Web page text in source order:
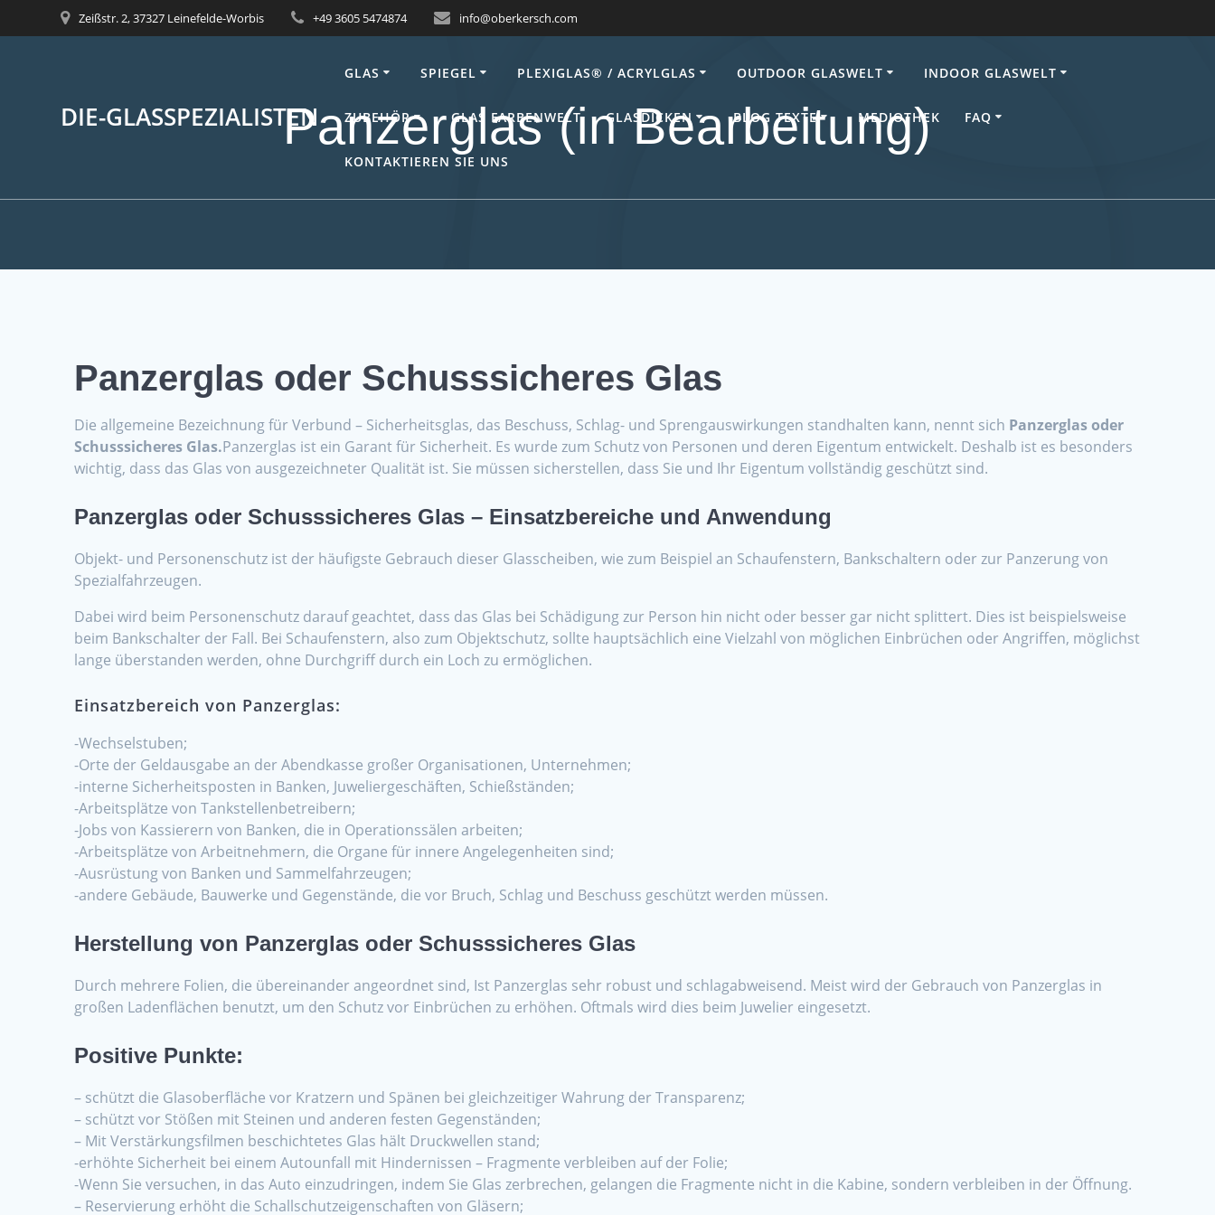
to
Zeißstr. 2, 37327 Leinefelde-Worbis +49 3605 5474874 info@oberkersch.com
DIE-GLASSPEZIALISTEN
GLAS SPIEGEL PLEXIGLAS® / ACRYLGLAS OUTDOOR GLASWELT INDOOR GLASWELT
ZUBEHÖR GLAS FARBENWELT GLASDICKEN BLOG TEXTE MEDIOTHEK FAQ
KONTAKTIEREN SIE UNS
Panzerglas (in Bearbeitung)
Panzerglas oder Schusssicheres Glas
Die allgemeine Bezeichnung für Verbund – Sicherheitsglas, das Beschuss, Schlag- und Sprengauswirkungen standhalten kann, nennt sich Panzerglas oder
Schusssicheres Glas.Panzerglas ist ein Garant für Sicherheit. Es wurde zum Schutz von Personen und deren Eigentum entwickelt. Deshalb ist es besonders
wichtig, dass das Glas von ausgezeichneter Qualität ist. Sie müssen sicherstellen, dass Sie und Ihr Eigentum vollständig geschützt sind.
Panzerglas oder Schusssicheres Glas – Einsatzbereiche und Anwendung
Objekt- und Personenschutz ist der häufigste Gebrauch dieser Glasscheiben, wie zum Beispiel an Schaufenstern, Bankschaltern oder zur Panzerung von
Spezialfahrzeugen.
Dabei wird beim Personenschutz darauf geachtet, dass das Glas bei Schädigung zur Person hin nicht oder besser gar nicht splittert. Dies ist beispielsweise
beim Bankschalter der Fall. Bei Schaufenstern, also zum Objektschutz, sollte hauptsächlich eine Vielzahl von möglichen Einbrüchen oder Angriffen, möglichst
lange überstanden werden, ohne Durchgriff durch ein Loch zu ermöglichen.
Einsatzbereich von Panzerglas:
-Wechselstuben;
-Orte der Geldausgabe an der Abendkasse großer Organisationen, Unternehmen;
-interne Sicherheitsposten in Banken, Juweliergeschäften, Schießständen;
-Arbeitsplätze von Tankstellenbetreibern;
-Jobs von Kassierern von Banken, die in Operationssälen arbeiten;
-Arbeitsplätze von Arbeitnehmern, die Organe für innere Angelegenheiten sind;
-Ausrüstung von Banken und Sammelfahrzeugen;
-andere Gebäude, Bauwerke und Gegenstände, die vor Bruch, Schlag und Beschuss geschützt werden müssen.
Herstellung von Panzerglas oder Schusssicheres Glas
Durch mehrere Folien, die übereinander angeordnet sind, Ist Panzerglas sehr robust und schlagabweisend. Meist wird der Gebrauch von Panzerglas in
großen Ladenflächen benutzt, um den Schutz vor Einbrüchen zu erhöhen. Oftmals wird dies beim Juwelier eingesetzt.
Positive Punkte:
– schützt die Glasoberfläche vor Kratzern und Spänen bei gleichzeitiger Wahrung der Transparenz;
– schützt vor Stößen mit Steinen und anderen festen Gegenständen;
– Mit Verstärkungsfilmen beschichtetes Glas hält Druckwellen stand;
-erhöhte Sicherheit bei einem Autounfall mit Hindernissen – Fragmente verbleiben auf der Folie;
-Wenn Sie versuchen, in das Auto einzudringen, indem Sie Glas zerbrechen, gelangen die Fragmente nicht in die Kabine, sondern verbleiben in der Öffnung.
– Reservierung erhöht die Schallschutzeigenschaften von Gläsern;